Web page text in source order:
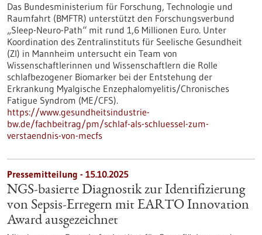
Das Bundesministerium für Forschung, Technologie und
Raumfahrt (BMFTR) unterstützt den Forschungsverbund
„Sleep-Neuro-Path“ mit rund 1,6 Millionen Euro. Unter
Koordination des Zentralinstituts für Seelische Gesundheit
(ZI) in Mannheim untersucht ein Team von
Wissenschaftlerinnen und Wissenschaftlern die Rolle
schlafbezogener Biomarker bei der Entstehung der
Erkrankung Myalgische Enzephalomyelitis/Chronisches
Fatigue Syndrom (ME/CFS).
https://www.gesundheitsindustrie-
bw.de/fachbeitrag/pm/schlaf-als-schluessel-zum-
verstaendnis-von-mecfs
Pressemitteilung - 15.10.2025
NGS-basierte Diagnostik zur Identifizierung
von Sepsis-Erregern mit EARTO Innovation
Award ausgezeichnet